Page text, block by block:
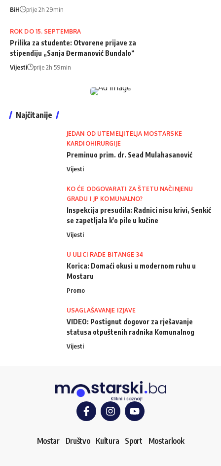
BiH prije 2h 29min
ROK DO 15. SEPTEMBRA
Prilika za studente: Otvorene prijave za
stipendiju „Sanja Đermanović Bundalo“
Vijesti prije 2h 59min
Najčitanije
JEDAN OD UTEMELJITELJA MOSTARSKE
KARDIOHIRURGIJE
Preminuo prim. dr. Sead Mulahasanović
Vijesti
KO ĆE ODGOVARATI ZA ŠTETU NAČINJENU
GRADU I JP KOMUNALNO?
Inspekcija presudila: Radnici nisu krivi, Senkić
se zapetljala k'o pile u kučine
Vijesti
U ULICI RADE BITANGE 34
Korica: Domaći okusi u modernom ruhu u
Mostaru
Promo
USAGLAŠAVANJE IZJAVE
VIDEO: Postignut dogovor za rješavanje
statusa otpuštenih radnika Komunalnog
Vijesti
Mostar Društvo Kultura Sport Mostarlook